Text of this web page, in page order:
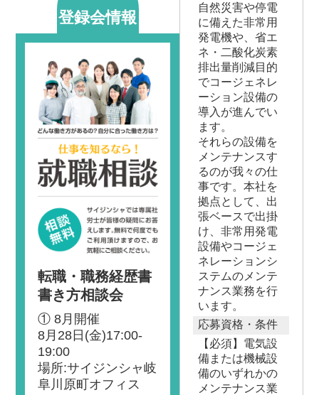
自然災害や停電
に備えた非常用
発電機や、省エ
ネ・二酸化炭素
排出量削減目的
でコージェネレ
ーション設備の
導入が進んでい
ます。
それらの設備を
メンテナンスす
るのが我々の仕
事です。本社を
拠点として、出
張ベースで出掛
け、非常用発電
設備やコージェ
ネレーションシ
ステムのメンテ
ナンス業務を行
います。
応募資格・条件
【必須】電気設
備または機械設
備のいずれかの
メンテナンス業
登録会情報
転職・職務経歴書
書き方相談会
① 8月開催
8月28日(金)17:00-
19:00
場所:サイジンシャ岐
阜川原町オフィス